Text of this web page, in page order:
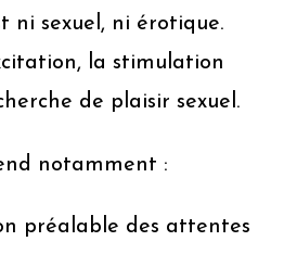
ni sexuel, ni érotique.
la stimulation
de plaisir sexuel.
notamment :
préalable des attentes